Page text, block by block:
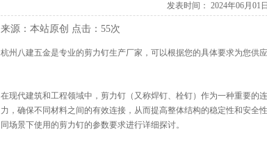
发表时间： 2024年06月01日
来源：本站原创 点击： 55次
杭州八建五金是专业的剪力钉生产厂家，可以根据您的具体要求为您供
在现代建筑和工程领域中，剪力钉（又称焊钉、栓钉）作为一种重要
力，确保不同材料之间的有效连接，从而提高整体结构的稳定性和安
同场景下使用的剪力钉的参数要求进行详细探讨。